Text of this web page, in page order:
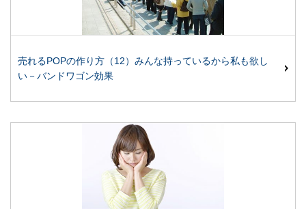
売れるPOPの作り方（12）みんな持っているから私も欲し
い－バンドワゴン効果